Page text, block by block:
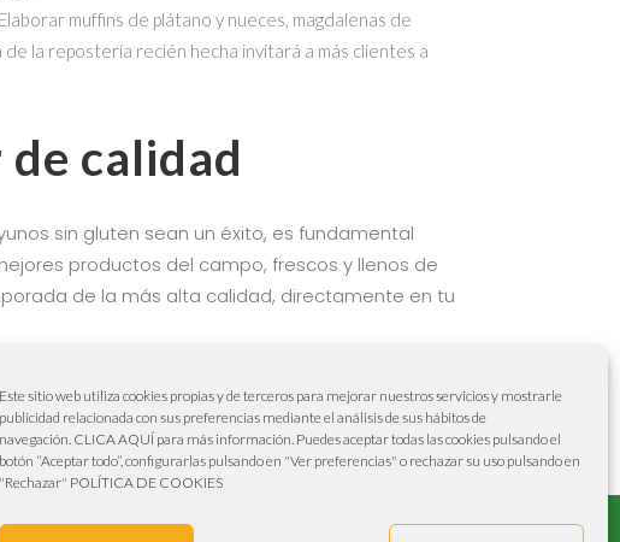
Este sitio web utiliza cookies propias y de terceros para mejorar nuestros servicios y mostrarle
publicidad relacionada con sus preferencias mediante el análisis de sus hábitos de
navegación. CLICA AQUÍ para más información. Puedes aceptar todas las cookies pulsando el
botón “Aceptar todo”, configurarlas pulsando en "Ver preferencias" o rechazar su uso pulsando en
"Rechazar" POLÍTICA DE COOKIES
muffins de plátano y nueces, magdalenas de
la repostería recién hecha invitará a más clientes a
calidad
sin gluten sean un éxito, es fundamental
productos del campo, frescos y llenos de
de la más alta calidad, directamente en tu
demuestras que te preocupas por las
constante crecimiento. Con productos frescos y
será fácil y deliciosa.